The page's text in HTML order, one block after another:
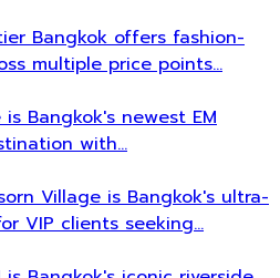
Bangkok offers fashion-
multiple price points…
is Bangkok's newest EM
with…
Village is Bangkok's ultra-
VIP clients seeking…